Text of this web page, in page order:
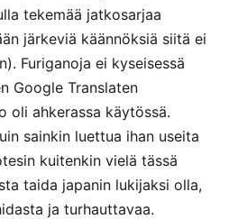
tekemää jatkosarjaa
järkeviä käännöksiä siitä ei
Furiganoja ei kyseisessä
Google Translaten
oli ahkerassa käytössä.
sainkin luettua ihan useita
kuitenkin vielä tässä
taida japanin lukijaksi olla,
ja turhauttavaa.